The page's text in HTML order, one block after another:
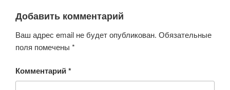
Добавить комментарий
Ваш адрес email не будет опубликован. Обязательные
поля помечены *
Комментарий*